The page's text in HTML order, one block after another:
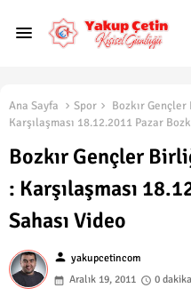
Ana Sayfa Spor
Bozkır
Karşılaşması 18.12.2011 Pazar
Bozkır Gençler
: Karşılaşması
Sahası Video
person yakupcetincom
Aralık 19, 2011
0